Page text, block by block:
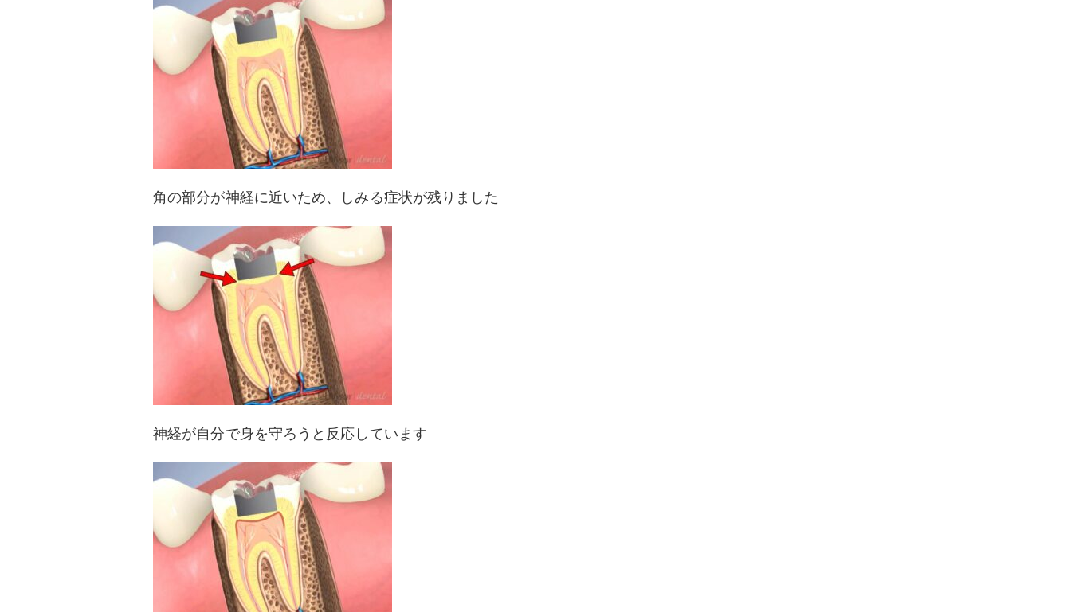
角の部分が神経に近いため、しみる症状が残りました
神経が自分で身を守ろうと反応しています